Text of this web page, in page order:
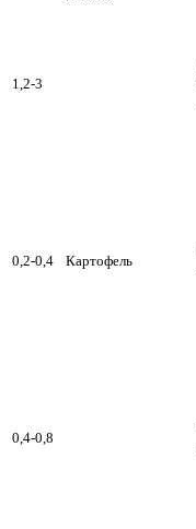
1,2-3
0,2-0,4 Картофель
0,4-0,8